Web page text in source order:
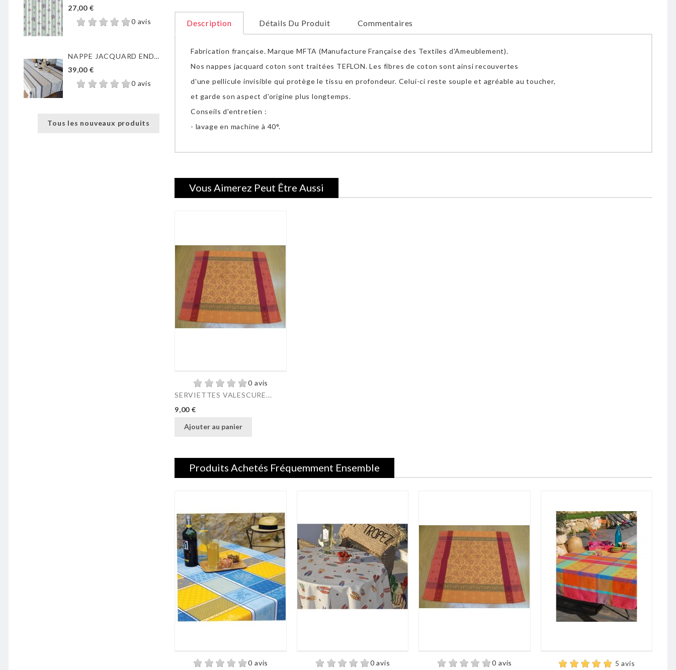
27,00 €
0 avis
NAPPE JACQUARD ENDUIT...
39,00 €
0 avis
Tous les nouveaux produits
Description Détails Du Produit Commentaires
Fabrication française. Marque MFTA (Manufacture Française des Textiles d'Ameublement).
Nos nappes jacquard coton sont traitées TEFLON. Les fibres de coton sont ainsi recouvertes
d'une pellicule invisible qui protège le tissu en profondeur. Celui-ci reste souple et agréable au toucher,
et garde son aspect d'origine plus longtemps.
Conseils d'entretien :
- lavage en machine à 40°.
Vous Aimerez Peut Être Aussi
0 avis
SERVIETTES VALESCURE...
Prix
9,00 €
Ajouter au panier
Produits Achetés Fréquemment Ensemble
0 avis
0 avis
0 avis
5 avis